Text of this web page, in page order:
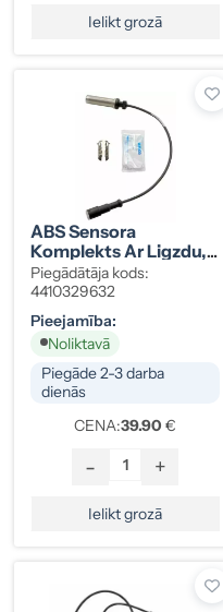
Ielikt grozā
ABS Sensora
Komplekts Ar Ligzdu,
Taisns, 0,35 M, Kods
1784588
Piegādātāja kods:
4410329632
Pieejamība:
Noliktavā
Piegāde 2-3 darba
dienās
CENA:39.90 €
- +
Ielikt grozā